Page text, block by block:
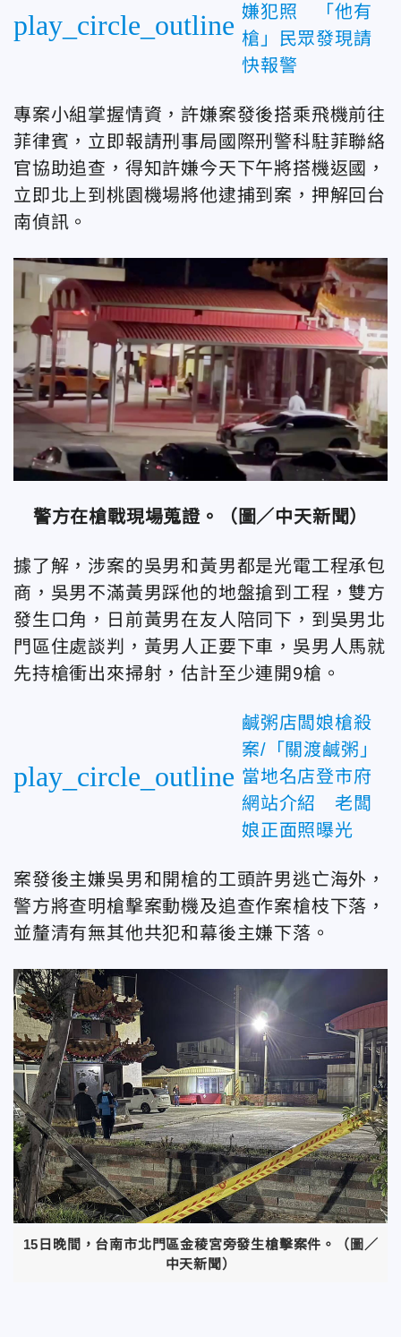
play_circle_outline 嫌犯照 「他有
槍」民眾發現請
快報警
專案小組掌握情資，許嫌案發後搭乘飛機前往
菲律賓，立即報請刑事局國際刑警科駐菲聯絡
官協助追查，得知許嫌今天下午將搭機返國，
立即北上到桃園機場將他逮捕到案，押解回台
南偵訊。
警方在槍戰現場蒐證。（圖／中天新聞）
據了解，涉案的吳男和黃男都是光電工程承包
商，吳男不滿黃男踩他的地盤搶到工程，雙方
發生口角，日前黃男在友人陪同下，到吳男北
門區住處談判，黃男人正要下車，吳男人馬就
先持槍衝出來掃射，估計至少連開9槍。
play_circle_outline
鹹粥店闆娘槍殺
案/「關渡鹹粥」
當地名店登市府
網站介紹 老闆
娘正面照曝光
案發後主嫌吳男和開槍的工頭許男逃亡海外，
警方將查明槍擊案動機及追查作案槍枝下落，
並釐清有無其他共犯和幕後主嫌下落。
15日晚間，台南市北門區金稜宮旁發生槍擊案件。（圖／
中天新聞）